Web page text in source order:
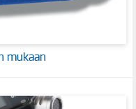
mukaan